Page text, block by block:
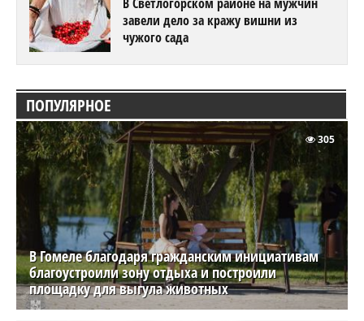
завели дело за кражу вишни из
чужого сада
ПОПУЛЯРНОЕ
В Гомеле благодаря гражданским инициативам
благоустроили зону отдыха и построили
площадку для выгула животных
305